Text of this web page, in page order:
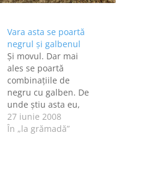
Vara asta se poartă
negrul şi galbenul
Şi movul. Dar mai
ales se poartă
combinaţiile de
negru cu galben. De
unde ştiu asta eu,
care mă îmbrac mai
tot timpul în blugi,
27 iunie 2008
În „la grămadă”